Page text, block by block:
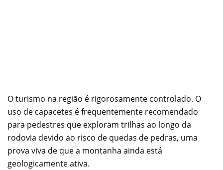
O turismo na região é rigorosamente controlado. O
uso de capacetes é frequentemente recomendado
para pedestres que exploram trilhas ao longo da
rodovia devido ao risco de quedas de pedras, uma
prova viva de que a montanha ainda está
geologicamente ativa.